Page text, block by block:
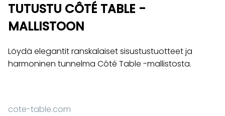
TUTUSTU CÔTÉ TABLE -
MALLISTOON
Löydä elegantit ranskalaiset sisustustuotteet ja
harmoninen tunnelma Côté Table -mallistosta.
cote-table.com